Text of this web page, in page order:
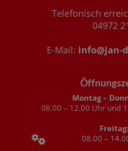
Telefonisch
04972
E-Mail: info@jan-
Montag –
08.00 – 12.00 Uhr und
Freitag:
08.00 –